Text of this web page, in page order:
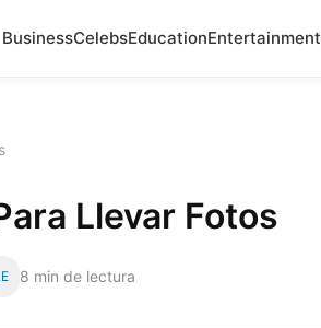
BusinessCelebsEducationEntertainment
Llevar Fotos
8 min de lectura